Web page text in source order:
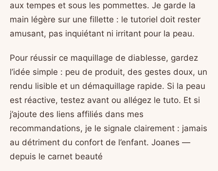
aux tempes et sous les pommettes. Je garde la
main légère sur une fillette : le tutoriel doit rester
amusant, pas inquiétant ni irritant pour la peau.
Pour réussir ce maquillage de diablesse, gardez
l’idée simple : peu de produit, des gestes doux, un
rendu lisible et un démaquillage rapide. Si la peau
est réactive, testez avant ou allégez le tuto. Et si
j’ajoute des liens affiliés dans mes
recommandations, je le signale clairement : jamais
au détriment du confort de l’enfant. Joanes —
depuis le carnet beauté